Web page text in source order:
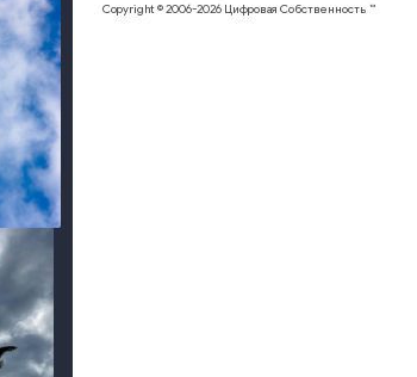
Copyright © 2006-2026 Цифровая Собственность ™